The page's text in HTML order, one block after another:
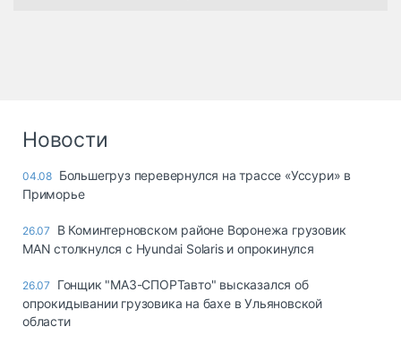
Новости
04.08 Большегруз перевернулся на трассе «Уссури» в
Приморье
26.07
В Коминтерновском районе Воронежа грузовик
MAN столкнулся с Hyundai Solaris и опрокинулся
26.07
Гонщик "МАЗ-СПОРТавто" высказался об
опрокидывании грузовика на бахе в Ульяновской
области